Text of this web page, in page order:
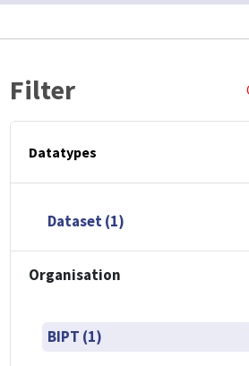
Filter
Datatypes
Dataset (1)
Organisation
BIPT (1)